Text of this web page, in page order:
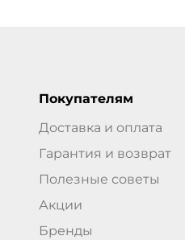
Покупателям
Доставка и оплата
Гарантия и возврат
Полезные советы
Акции
Бренды